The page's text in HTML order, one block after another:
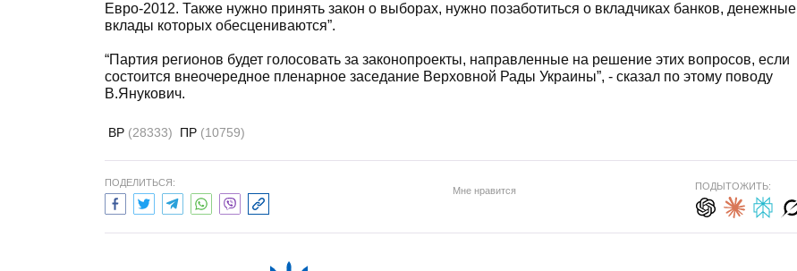
Евро-2012. Также нужно принять закон о выборах, нужно позаботиться о вкладчиках банков, денежные
вклады которых обесцениваются”.
“Партия регионов будет голосовать за законопроекты, направленные на решение этих вопросов, если
состоится внеочередное пленарное заседание Верховной Рады Украины”, - сказал по этому поводу
В.Янукович.
ВР (28333) ПР (10759)
ПОДЕЛИТЬСЯ:
Мне нравится ПОДЫТОЖИТЬ: